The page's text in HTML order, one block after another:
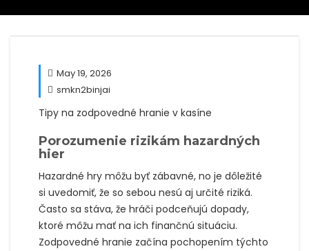
May 19, 2026
smkn2binjai
Tipy na zodpovedné hranie v kasíne
Porozumenie rizikám hazardných
hier
Hazardné hry môžu byť zábavné, no je dôležité
si uvedomiť, že so sebou nesú aj určité riziká.
Často sa stáva, že hráči podceňujú dopady,
ktoré môžu mať na ich finančnú situáciu.
Zodpovedné hranie začína pochopením týchto